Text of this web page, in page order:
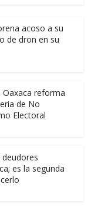
acoso a su
de dron en su
Oaxaca reforma
de No
Electoral
es la segunda